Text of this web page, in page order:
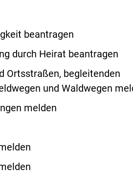
beantragen
durch Heirat beantragen
Ortsstraßen, begleitenden
und Waldwegen
melden